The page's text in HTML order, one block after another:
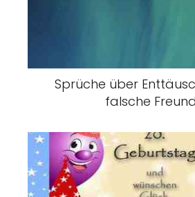
Sprüche über
falsche